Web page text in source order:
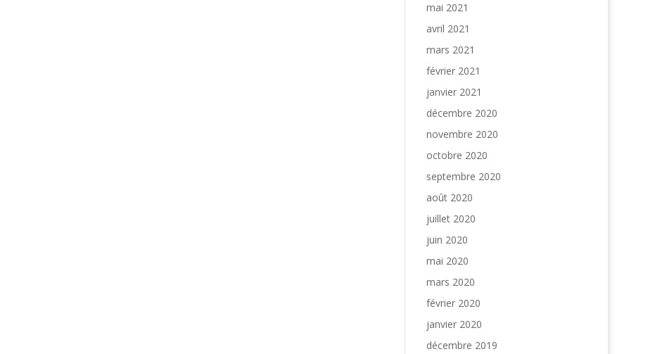
mai 2021
avril 2021
mars 2021
février 2021
janvier 2021
décembre 2020
novembre 2020
octobre 2020
septembre 2020
août 2020
juillet 2020
juin 2020
mai 2020
mars 2020
février 2020
janvier 2020
décembre 2019